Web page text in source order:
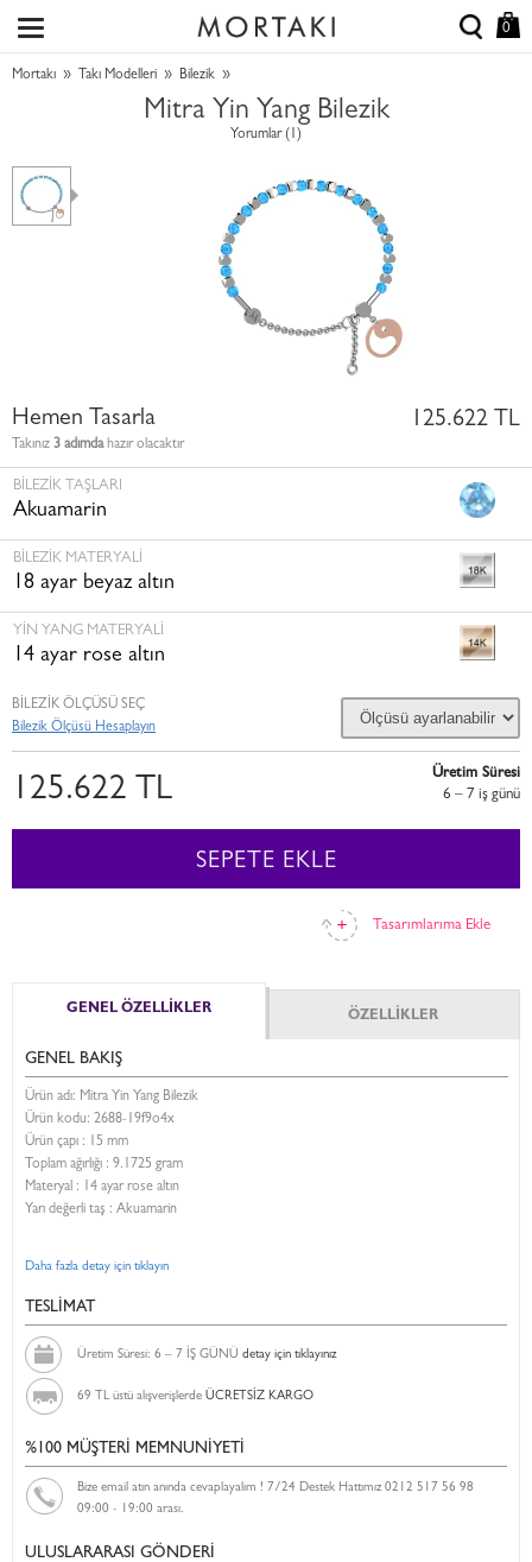
0
Mortakı » Takı Modelleri » Bilezik »
Mitra Yin Yang Bilezik
Yorumlar (1)
Hemen Tasarla
Takınız 3 adımdahazır olacaktır
125.622 TL
BILEZIK TAŞLARI
Akuamarin
BILEZIK MATERYALI
18 ayar beyaz altın
YIN YANG MATERYALI
14 ayar rose altın
Tasarımlarıma Ekle
BİLEZİK ÖLÇÜSÜ SEÇ
Bilezik Ölçüsü Hesaplayın
125.622 TL
Üretim Süresi
6 – 7 i̇ş günü
SEPETE EKLE
GENEL ÖZELLİKLER ÖZELLİKLER
GENEL BAKIŞ
Ürün adı: Mitra Yin Yang Bilezik
Ürün kodu: 2688-19f9o4x
Ürün çapı : 15 mm
Toplam ağırlığı : 9.1725 gram
Materyal : 14 ayar rose altın
Yarı değerli taş : Akuamarin
Daha fazla detay için tıklayın
TESLİMAT
Üretim Süresi: 6 – 7 İŞ GÜNÜ detay için tıklayınız
69 TL üstü alışverişlerde ÜCRETSİZ KARGO
%100 MÜŞTERİ MEMNUNİYETİ
Bize email atın anında cevaplayalım ! 7/24 Destek Hattımız 0212 517 56 98
09:00 - 19:00 arası.
ULUSLARARASI GÖNDERİ